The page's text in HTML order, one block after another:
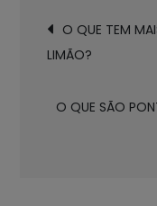
NO
PÉ
BARRIGA
deO QUE TEM
LIMÃO?
O QUE SÃO